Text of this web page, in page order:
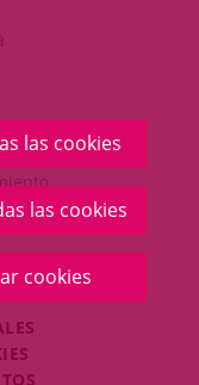
las cookies
las cookies
cookies
aplicación
externa.